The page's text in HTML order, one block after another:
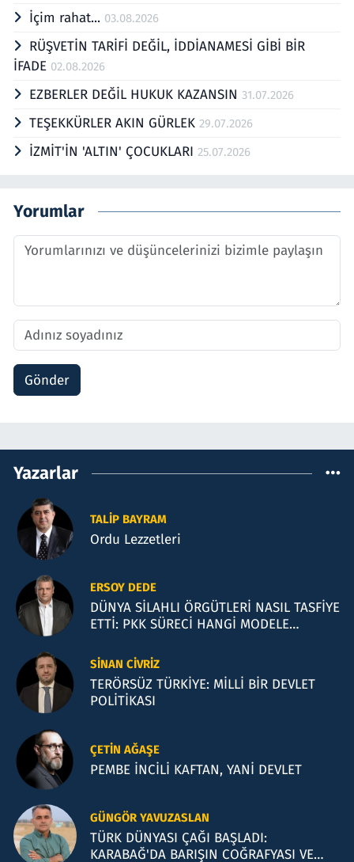
İçim rahat... 03.08.2026
RÜŞVETİN TARİFİ DEĞİL, İDDİANAMESİ GİBİ BİR
İFADE 02.08.2026
EZBERLER DEĞİL HUKUK KAZANSIN 31.07.2026
TEŞEKKÜRLER AKIN GÜRLEK 29.07.2026
İZMİT'İN 'ALTIN' ÇOCUKLARI 25.07.2026
Yorumlar
Gönder
Yazarlar
TALIP BAYRAM
Ordu Lezzetleri
ERSOY DEDE
DÜNYA SİLAHLI ÖRGÜTLERİ NASIL TASFİYE
ETTİ: PKK SÜRECİ HANGİ MODELE
SINAN CIVRIZ
TERÖRSÜZ TÜRKİYE: MİLLİ BİR DEVLET
POLİTİKASI
ÇETIN AĞAŞE
PEMBE İNCİLİ KAFTAN, YANİ DEVLET
GÜNGÖR YAVUZASLAN
TÜRK DÜNYASI ÇAĞI BAŞLADI:
KARABAĞ'DA BARIŞIN COĞRAFYASI VE